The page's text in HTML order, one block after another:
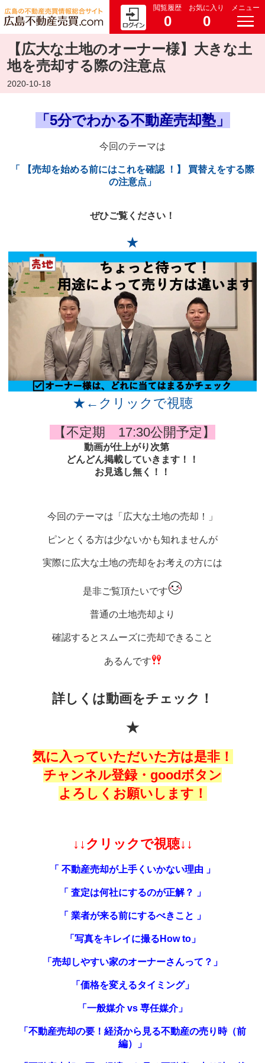
閲覧履歴
0
お気に入り
0
メニュー
【広大な土地のオーナー様】大きな土
地を売却する際の注意点
2020-10-18
「5分でわかる不動産売却塾」
今回のテーマは
「 【売却を始める前にはこれを確認 ！】 買替えをする際
の注意点」
ぜひご覧ください！
★
★←クリックで視聴
【不定期 17:30公開予定】
動画が仕上がり次第
どんどん掲載していきます！！
お見逃し無く！！
今回のテーマは「広大な土地の売却！」
ピンとくる方は少ないかも知れませんが
実際に広大な土地の売却をお考えの方には
是非ご覧頂たいです
普通の土地売却より
確認するとスムーズに売却できること
あるんです
詳しくは動画をチェック！
★
気に入っていただいた方は是非！
チャンネル登録・goodボタン
よろしくお願いします！
↓↓クリックで視聴↓↓
「 不動産売却が上手くいかない理由 」
「 査定は何社にするのが正解？ 」
「 業者が来る前にするべきこと 」
「写真をキレイに撮るHow to」
「売却しやすい家のオーナーさんって？」
「価格を変えるタイミング」
「一般媒介 vs 専任媒介」
「不動産売却の要！経済から見る不動産の売り時（前
編）」